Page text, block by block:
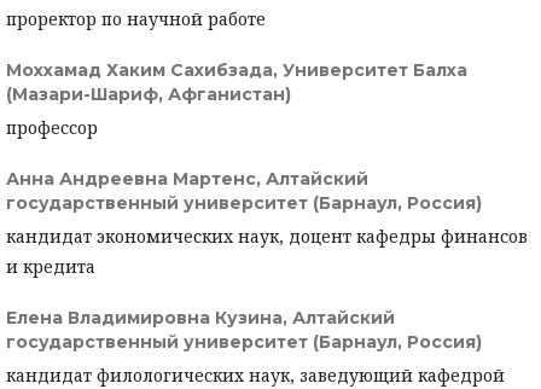
проректор по научной работе
Моххамад Хаким Сахибзада, Университет Балха
(Мазари-Шариф, Афганистан)
профессор
Анна Андреевна Мартенс, Алтайский
государственный университет (Барнаул, Россия)
кандидат экономических наук, доцент кафедры финансов
и кредита
Елена Владимировна Кузина, Алтайский
государственный университет (Барнаул, Россия)
кандидат филологических наук, заведующий кафедрой